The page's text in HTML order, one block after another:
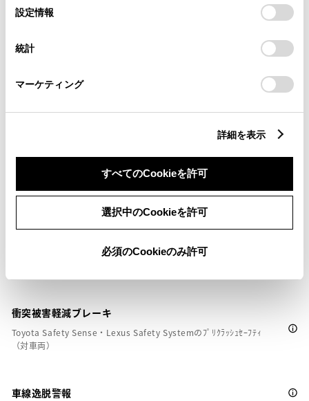
デバイスにすべてのCookie(クッキー)が保存されることに同
意したことになります。Cookie(クッキー)のオプトアウト、
設定の変更、同意を撤回したりするにあたっては、当社の
「Cookie（クッキー）情報の取り扱いについて
」をご覧くだ
設定情報
統計
マーケティング
詳細を表示
すべてのCookieを許可
選択中のCookieを許可
必須のCookieのみ許可
ETC
安全装置・運転サポート
衝突被害軽減ブレーキ
Toyota Safety Sense・Lexus Safety Systemのﾌﾟﾘｸﾗｯｼｭｾｰﾌﾃｨ
（対車両）
車線逸脱警報